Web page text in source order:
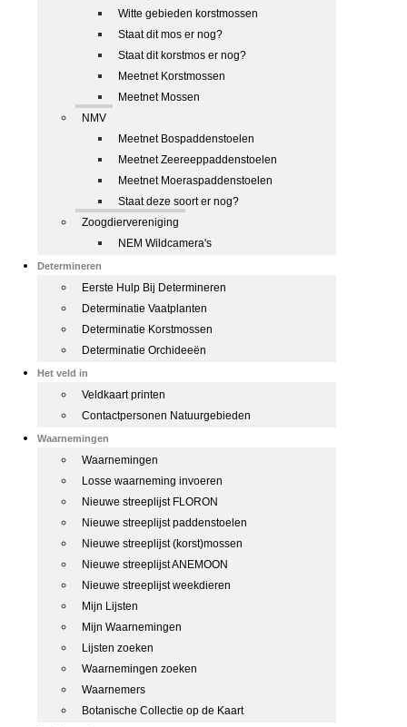
Witte gebieden korstmossen
Staat dit mos er nog?
Staat dit korstmos er nog?
Meetnet Korstmossen
Meetnet Mossen
NMV
Meetnet Bospaddenstoelen
Meetnet Zeereeppaddenstoelen
Meetnet Moeraspaddenstoelen
Staat deze soort er nog?
Zoogdiervereniging
NEM Wildcamera's
Determineren
Eerste Hulp Bij Determineren
Determinatie Vaatplanten
Determinatie Korstmossen
Determinatie Orchideeën
Het veld in
Veldkaart printen
Contactpersonen Natuurgebieden
Waarnemingen
Waarnemingen
Losse waarneming invoeren
Nieuwe streeplijst FLORON
Nieuwe streeplijst paddenstoelen
Nieuwe streeplijst (korst)mossen
Nieuwe streeplijst ANEMOON
Nieuwe streeplijst weekdieren
Mijn Lijsten
Mijn Waarnemingen
Lijsten zoeken
Waarnemingen zoeken
Waarnemers
Botanische Collectie op de Kaart